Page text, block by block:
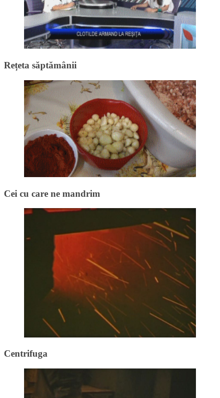
Rețeta săptămânii
Cei cu care ne mandrim
Centrifuga